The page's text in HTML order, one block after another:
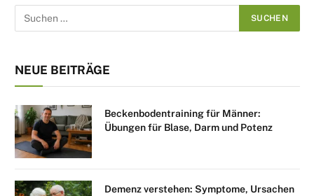
NEUE BEITRÄGE
Beckenbodentraining für Männer:
Übungen für Blase, Darm und Potenz
Demenz verstehen: Symptome, Ursachen